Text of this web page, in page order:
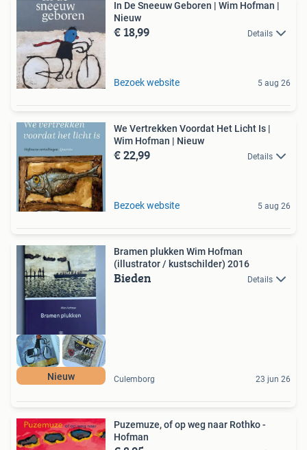
In De Sneeuw Geboren | Wim Hofman |
Nieuw
€ 18,99 Details
Bezoek website 5 aug 26
We Vertrekken Voordat Het Licht Is |
Wim Hofman | Nieuw
€ 22,99 Details
Bezoek website 5 aug 26
Nieuw
Bramen plukken Wim Hofman
(illustrator / kustschilder) 2016
Bieden Details
Culemborg 23 jun 26
Puzemuze, of op weg naar Rothko -
Hofman